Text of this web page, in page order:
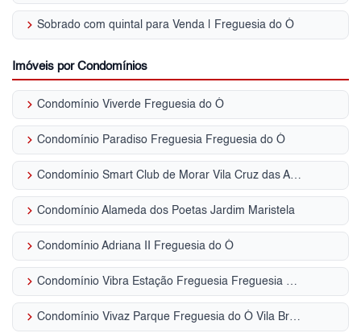
keyboard_arrow_right Sobrado com quintal para Venda | Freguesia do Ó
Imóveis por Condomínios
keyboard_arrow_right Condomínio Viverde Freguesia do Ó
keyboard_arrow_right Condomínio Paradiso Freguesia Freguesia do Ó
keyboard_arrow_right Condomínio Smart Club de Morar Vila Cruz das Almas
keyboard_arrow_right Condomínio Alameda dos Poetas Jardim Maristela
keyboard_arrow_right Condomínio Adriana II Freguesia do Ó
keyboard_arrow_right Condomínio Vibra Estação Freguesia Freguesia do Ó
keyboard_arrow_right Condomínio Vivaz Parque Freguesia do Ó Vila Bruna